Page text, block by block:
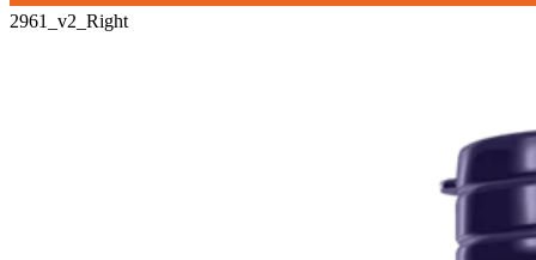
2961_v2_Right